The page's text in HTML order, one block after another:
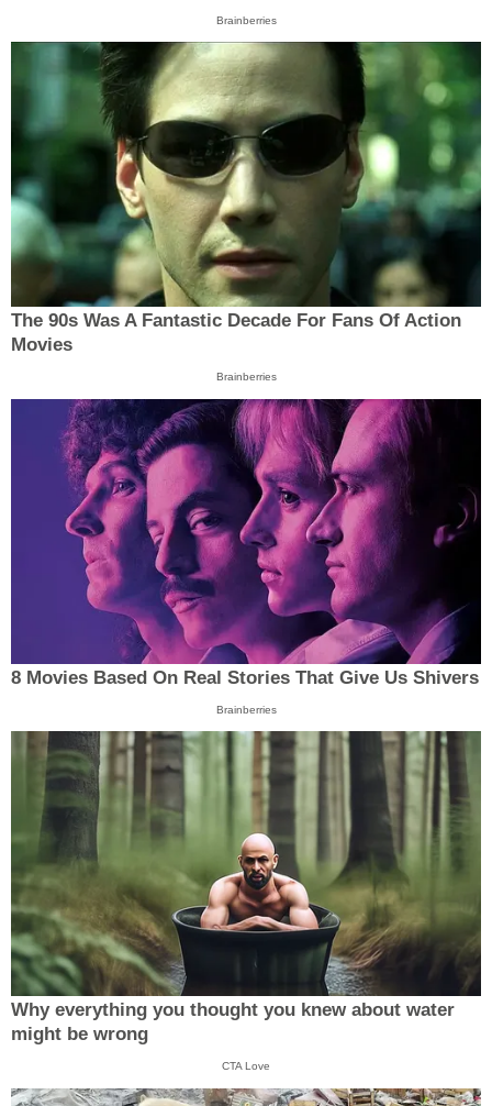
Brainberries
The 90s Was A Fantastic Decade For Fans Of Action
Movies
Brainberries
8 Movies Based On Real Stories That Give Us Shivers
Brainberries
Why everything you thought you knew about water
might be wrong
CTA Love